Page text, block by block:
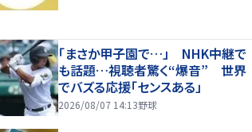
「まさか甲子園で…」 NHK中継で
も話題…視聴者驚く“爆音” 世界
でバズる応援「センスある」
2026/08/07 14:13野球